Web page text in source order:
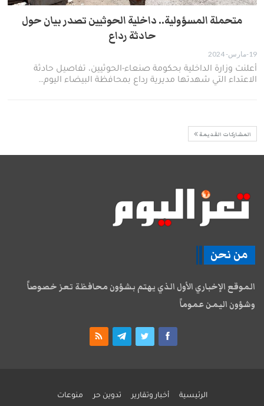
متحملة المسؤولية.. داخلية الحوثيين تصدر بيان حول
حادثة رداع
19-مارس- 2024
أعلنت وزارة الداخلية بحكومة صنعاء-الحوثيين، تفاصيل حادثة
الاعتداء التي شهدتها مديرية رداع بمحافظة البيضاء اليوم…
المشاركات القديمة
من نحن
الموقع الإخباري الأول الذي يهتم بشؤون محافظة تعز خصوصاً
وشؤون اليمن عموماً
الرئيسية أخبار وتقارير تدوين حر منوعات